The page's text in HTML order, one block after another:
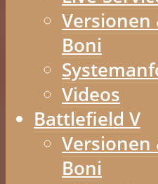
Versionen
Boni
Videos
Battlefield V
Versionen
Boni